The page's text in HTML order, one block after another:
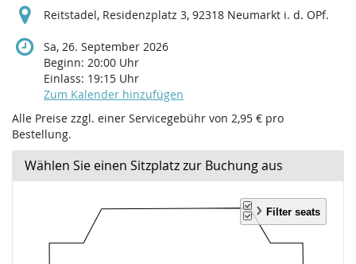
Reitstadel, Residenzplatz 3, 92318 Neumarkt i. d. OPf.
Sa, 26. September 2026
Beginn: 20:00 Uhr
Einlass: 19:15 Uhr
Zum Kalender hinzufügen
Alle Preise zzgl. einer Servicegebühr von 2,95 € pro
Bestellung.
Wählen Sie einen Sitzplatz zur Buchung aus